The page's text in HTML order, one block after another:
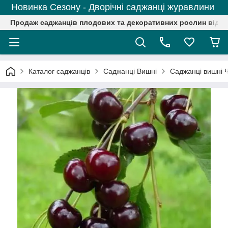
Новинка Сезону - Дворічні саджанці журавлини
Продаж саджанців плодових та декоративних рослин від
Каталог саджанців Саджанці Вишні Саджанці вишні